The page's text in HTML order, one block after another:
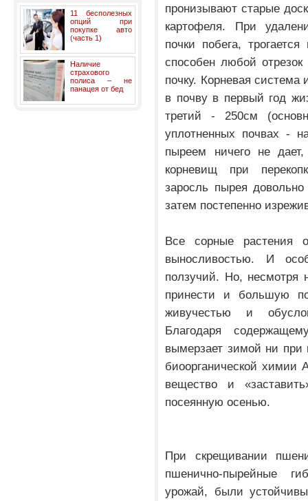
11 бесполезных
опций при
покупке авто
(часть 1)
Наличие
страхового
полиса – не
панацея от бед
пронизывают старые
картофеля. При
почки побега,
способен любой
почку. Корневая
в почву в первый год
третий - 250см
уплотненных почвах -
пыреем ничего не
корневищ при
заросль пырея
затем постепенно
Все сорные растения
выносливостью. И
ползучий. Но, несмотря
принести и большую
живучестью и
Благодаря
вымерзает зимой ни при
биоорганической
вещество и
посеянную осенью.
При скрещивании
пшенично-пырейные
урожай, были